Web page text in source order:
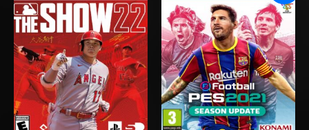
precios:
desde
$10.03
hasta
$15.03
precios:
desde
$7.30
hasta
$12.03